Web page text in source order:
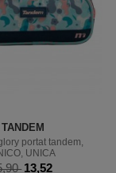
TANDEM
portat tandem,
UNICA
13,52